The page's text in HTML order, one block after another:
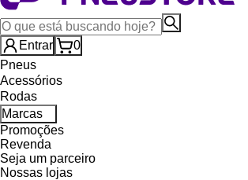
Entrar
0
Pneus
Acessórios
Rodas
Marcas
Promoções
Revenda
Seja um parceiro
Nossas lojas